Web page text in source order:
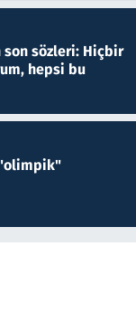
son sözleri: Hiçbir
hepsi bu